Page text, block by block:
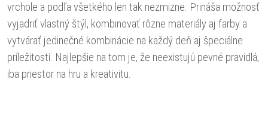
vrchole a podľa všetkého len tak nezmizne. Prináša možnosť
vyjadriť vlastný štýl, kombinovať rôzne materiály aj farby a
vytvárať jedinečné kombinácie na každý deň aj špeciálne
príležitosti. Najlepšie na tom je, že neexistujú pevné pravidlá,
iba priestor na hru a kreativitu.